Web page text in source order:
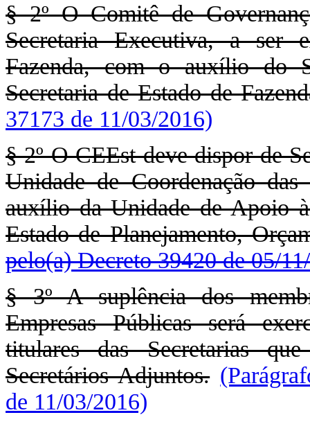
§ 2º O Comitê de
Secretaria Executiva, a ser
Fazenda, com o auxílio do
Secretaria de Estado de
37173 de 11/03/2016)
§ 2º O CEEst deve dispor de
Unidade de Coordenação
auxílio da Unidade de Apoio
Estado de Planejamento,
pelo(a) Decreto 39420 de 05/
§ 3º A suplência dos
Empresas Públicas será
titulares das Secretarias
Secretários Adjuntos.
de 11/03/2016)